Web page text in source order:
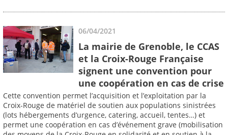
06/04/2021
La mairie de Grenoble, le CCAS
et la Croix-Rouge Française
signent une convention pour
une coopération en cas de crise
Cette convention permet l’acquisition et l’exploitation par la
Croix-Rouge de matériel de soutien aux populations sinistrées
(lots hébergements d’urgence, catering, accueil, tentes…) et
permet une coopération en cas d’événement grave (mobilisation